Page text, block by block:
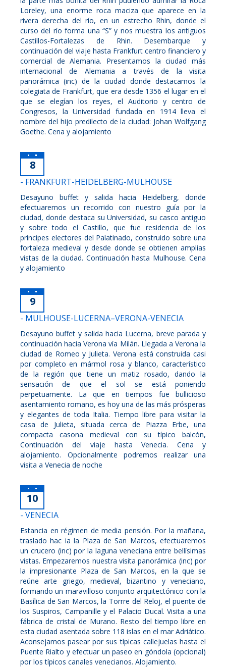
Loreley, una enorme roca maciza que aparece en la
rivera derecha del río, en un estrecho Rhin, donde el
curso del río forma una “S” y nos muestra los antiguos
Castillos-Fortalezas de Rhin. Desembarque y
continuación del viaje hasta Frankfurt centro financiero y
comercial de Alemania. Presentamos la ciudad más
internacional de Alemania a través de la visita
panorámica (inc) de la ciudad donde destacamos la
colegiata de Frankfurt, que era desde 1356 el lugar en el
que se elegían los reyes, el Auditorio y centro de
Congresos, la Universidad fundada en 1914 lleva el
nombre del hijo predilecto de la ciudad: Johan Wolfgang
Goethe. Cena y alojamiento
8
- FRANKFURT-HEIDELBERG-MULHOUSE
Desayuno buffet y salida hacia Heidelberg, donde
efectuaremos un recorrido con nuestro guía por la
ciudad, donde destaca su Universidad, su casco antiguo
y sobre todo el Castillo, que fue residencia de los
príncipes electores del Palatinado, construido sobre una
fortaleza medieval y desde donde se obtienen amplias
vistas de la ciudad. Continuación hasta Mulhouse. Cena
y alojamiento
9
- MULHOUSE-LUCERNA–VERONA-VENECIA
Desayuno buffet y salida hacia Lucerna, breve parada y
continuación hacia Verona vía Milán. Llegada a Verona la
ciudad de Romeo y Julieta. Verona está construida casi
por completo en mármol rosa y blanco, característico
de la región que tiene un matiz rosado, dando la
sensación de que el sol se está poniendo
perpetuamente. La que en tiempos fue bullicioso
asentamiento romano, es hoy una de las más prósperas
y elegantes de toda Italia. Tiempo libre para visitar la
casa de Julieta, situada cerca de Piazza Erbe, una
compacta casona medieval con su típico balcón,
Continuación del viaje hasta Venecia. Cena y
alojamiento. Opcionalmente podremos realizar una
visita a Venecia de noche
10
- VENECIA
Estancia en régimen de media pensión. Por la mañana,
traslado hac ia la Plaza de San Marcos, efectuaremos
un crucero (inc) por la laguna veneciana entre bellísimas
vistas. Empezaremos nuestra visita panorámica (inc) por
la impresionante Plaza de San Marcos, en la que se
reúne arte griego, medieval, bizantino y veneciano,
formando un maravilloso conjunto arquitectónico con la
Basílica de San Marcos, la Torrre del Reloj, el puente de
los Suspiros, Campanille y el Palacio Ducal. Visita a una
fábrica de cristal de Murano. Resto del tiempo libre en
esta ciudad asentada sobre 118 islas en el mar Adriático.
Aconsejamos pasear por sus típicas callejuelas hasta el
Puente Rialto y efectuar un paseo en góndola (opcional)
por los típicos canales venecianos. Alojamiento.